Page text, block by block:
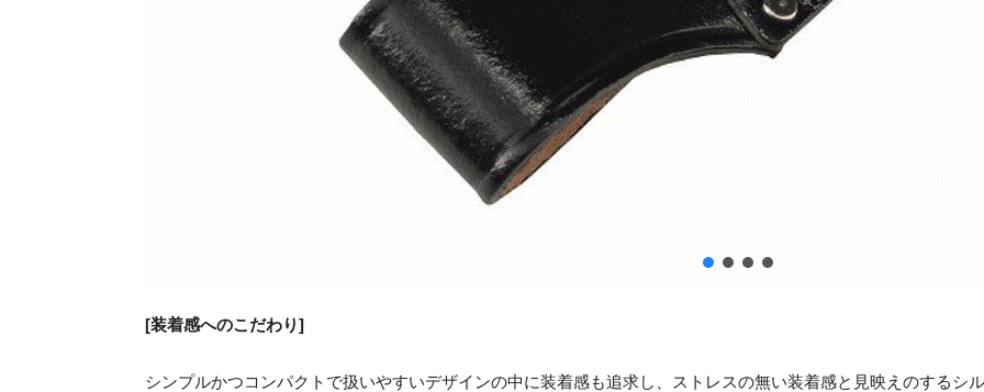
[装着感へのこだわり]
シンプルかつコンパクトで扱いやすいデザインの中に装着感も追求し、ストレスの無い装着感と見映えのするシ